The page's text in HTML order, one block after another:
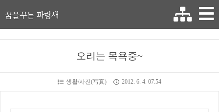
꿈을꾸는 파랑새
오리는 목욕중~
생활/사진(写真) 2012. 6. 4. 07:54